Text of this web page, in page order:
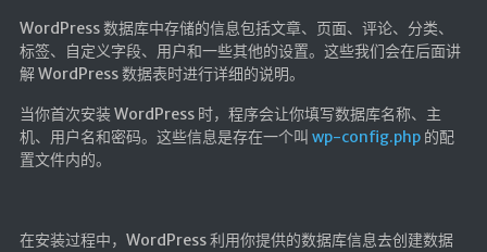
WordPress 数据库中存储的信息包括文章、页面、评论、分类、
标签、自定义字段、用户和一些其他的设置。这些我们会在后面讲
解 WordPress 数据表时进行详细的说明。
当你首次安装 WordPress 时，程序会让你填写数据库名称、主
机、用户名和密码。这些信息是存在一个叫 wp-config.php的配
置文件内的。
在安装过程中，WordPress 利用你提供的数据库信息去创建数据
直播聚合
📺在线电视
视频解析
盒子软件